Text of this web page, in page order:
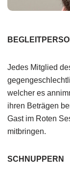
Jedes Mitglied
welcher es
ihren Beträgen
Gast im Roten
mitbringen.
SCHNUPPERN